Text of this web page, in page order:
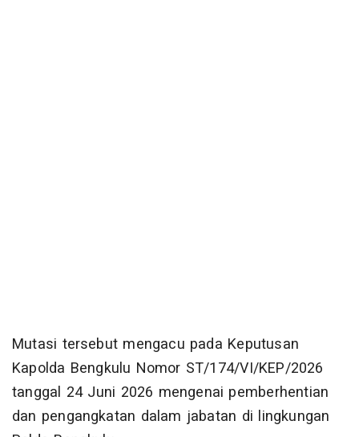
Mutasi tersebut mengacu pada Keputusan
Kapolda Bengkulu Nomor ST/174/VI/KEP/2026
tanggal 24 Juni 2026 mengenai pemberhentian
dan pengangkatan dalam jabatan di lingkungan